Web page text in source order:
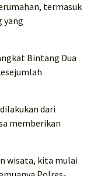
termasuk
yang
Bintang Dua
dari
memberikan
wisata, kita mulai